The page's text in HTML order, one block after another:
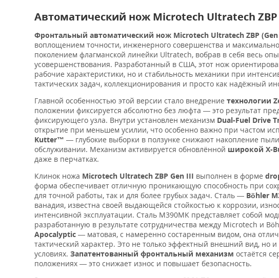
Автоматический нож Microtech Ultratech ZBP
Фронтальный автоматический нож Microtech Ultratech ZBP
воплощением точности, инженерного совершенства и
поколением флагманской линейки Ultratech, вобрав в себя весь
усовершенствования. Разработанный в США, этот нож
рабочие характеристики, но и стабильность механики при
тактических задач, коллекционирования и просто как надёжный
Главной особенностью этой версии стало внедрение технологии
положении фиксируется абсолютно без люфта — это результат
фиксирующего узла. Внутри установлен механизм Dual-Fuel Drive
открытие при меньшем усилии, что особенно важно при частом
Kutter™ — глубокие выборки в ползунке снижают накопление
обслуживании. Механизм активируется обновлённой широкой X-
даже в перчатках.
Клинок ножа Microtech Ultratech ZBP Gen III выполнен в форме
форма обеспечивает отличную проникающую способность при
для точной работы, так и для более грубых задач. Сталь — Böhler
ванадия, известна своей выдающейся стойкостью к коррозии,
интенсивной эксплуатации. Сталь M390MK представляет собой
разработанную в результате сотрудничества между Microtech и
Apocalyptic — матовая, с намеренно состаренным видом, она
тактический характер. Это не только эффектный внешний вид, но
условиях. Запатентованный фронтальный механизм остаётся
положениях — это снижает износ и повышает безопасность.